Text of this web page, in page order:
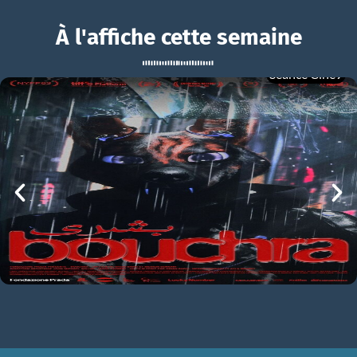
Young Hearts
Young Hearts Bande-annonce VO STFR
À l'affiche cette semaine
BOUCHRA
mer 05/08
21h00